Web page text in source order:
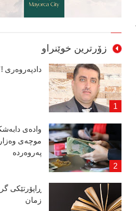
زۆرترین خوێنراو
دادپەروەری
وادەی
موچەی
پەروەردە
ڕاپۆرتێكی
زمان